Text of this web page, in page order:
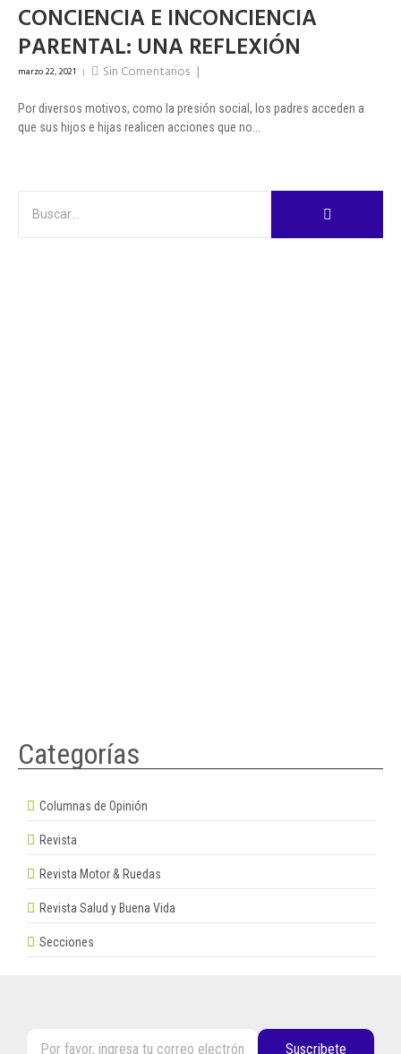
CONCIENCIA E INCONCIENCIA
PARENTAL: UNA REFLEXIÓN
marzo 22, 2021 | Sin Comentarios |
Por diversos motivos, como la presión social, los padres acceden a
que sus hijos e hijas realicen acciones que no...
Categorías
Columnas de Opinión
Revista
Revista Motor & Ruedas
Revista Salud y Buena Vida
Secciones
Suscribete